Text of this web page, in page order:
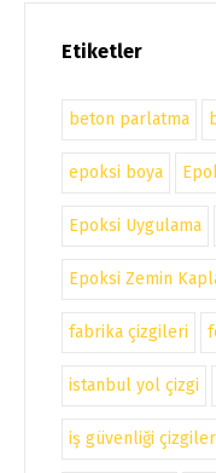
Etiketler
beton parlatma
epoksi boya
Epoksi Uygulama
Epoksi Zemin
fabrika çizgileri
istanbul yol çizgi
iş güvenliği